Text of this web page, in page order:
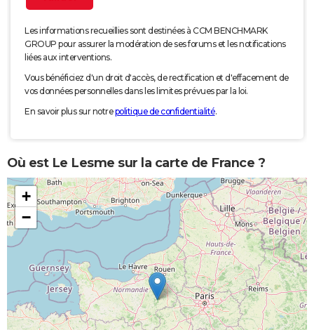
Les informations recueillies sont destinées à CCM BENCHMARK
GROUP pour assurer la modération de ses forums et les notifications
liées aux interventions.
Vous bénéficiez d'un droit d'accès, de rectification et d'effacement de
vos données personnelles dans les limites prévues par la loi.
En savoir plus sur notrepolitique de confidentialité.
Où est Le Lesme sur la carte de France ?
+
−